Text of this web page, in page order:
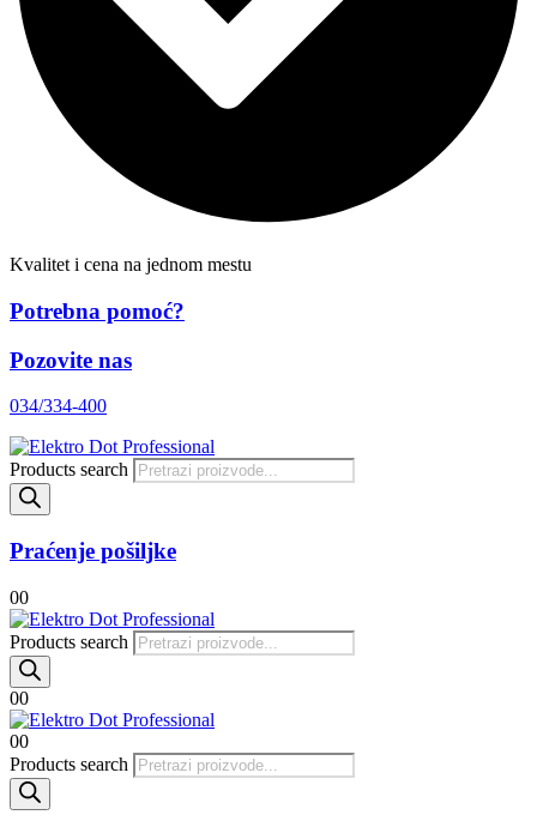
Kvalitet i cena na jednom mestu
Potrebna pomoć?
Pozovite nas
034/334-400
Products search
Praćenje pošiljke
00
Products search
00
00
Products search